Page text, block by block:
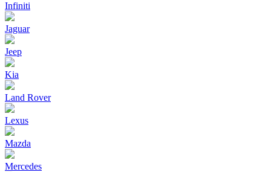
Infiniti
Jaguar
Jeep
Kia
Land Rover
Lexus
Mazda
Mercedes